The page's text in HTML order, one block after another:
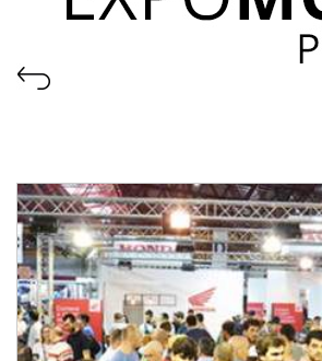
l'équipement
25 au 28 avril 2024 - EXPONOR, Porto
Du jeudi au dimanche, 10h - 20h